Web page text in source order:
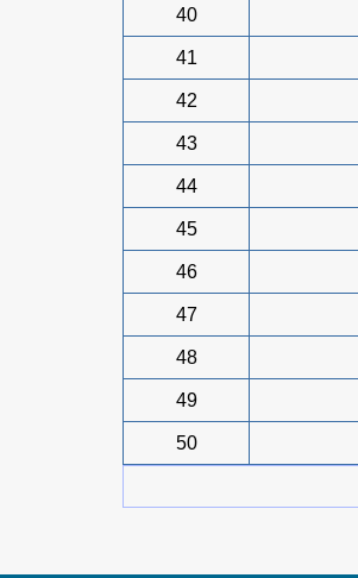
40
41
42
43
44
45
46
47
48
49
50